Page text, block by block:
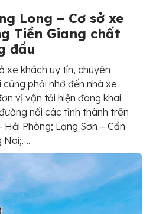
Long – Cơ sở xe
Tiền Giang chất
đầu
xe khách uy tín, chuyên
phải nhớ đến nhà xe
vị vận tải hiện đang khai
nối các tỉnh thành trên
Phòng; Lạng Sơn – Cần
Nai;….